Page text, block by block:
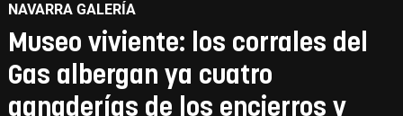
NAVARRA GALERÍA
Museo viviente: los corrales del
Gas albergan ya cuatro
ganaderías de los encierros y